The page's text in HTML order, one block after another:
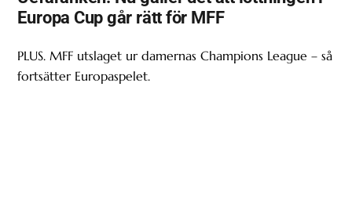
Europa Cup går rätt för MFF
PLUS. MFF utslaget ur damernas Champions League – så
fortsätter Europaspelet.